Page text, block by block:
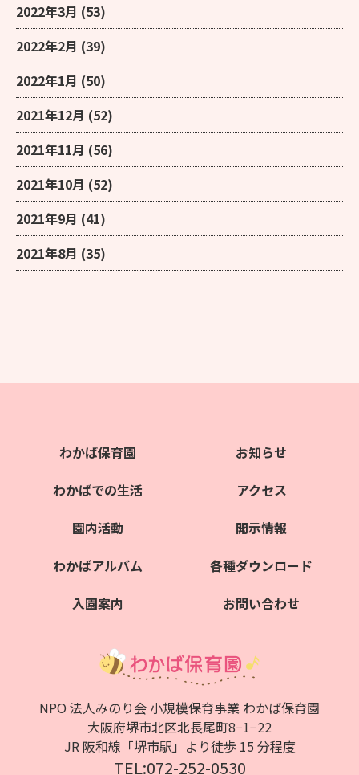
2022年3月 (53)
2022年2月 (39)
2022年1月 (50)
2021年12月 (52)
2021年11月 (56)
2021年10月 (52)
2021年9月 (41)
2021年8月 (35)
わかば保育園
わかばでの生活
園内活動
わかばアルバム
入園案内
お知らせ
アクセス
開示情報
各種ダウンロード
お問い合わせ
NPO 法人みのり会 小規模保育事業 わかば保育園
大阪府堺市北区北⻑尾町8−1−22
JR 阪和線「堺市駅」より徒歩 15 分程度
TEL:072-252-0530